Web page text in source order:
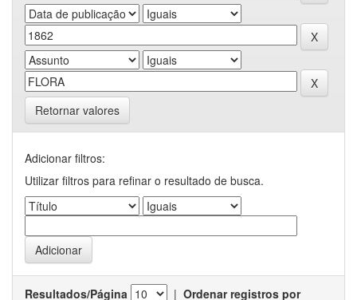
Retornar valores
Adicionar filtros:
Utilizar filtros para refinar o resultado de busca.
Resultados/Página | Ordenar registros por